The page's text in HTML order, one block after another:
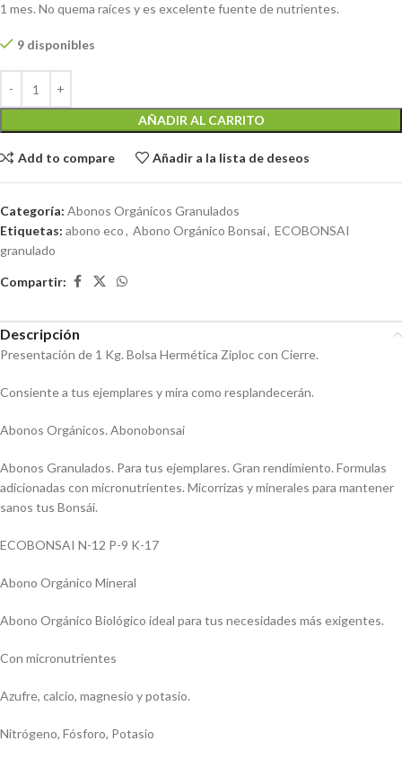
1 mes. No quema raíces y es excelente fuente de nutrientes.
9 disponibles
AÑADIR AL CARRITO
Add to compare Añadir a la lista de deseos
Categoría: Abonos Orgánicos Granulados
Etiquetas: abono eco, Abono Orgánico Bonsai, ECOBONSAI
granulado
Compartir:
Descripción
Presentación de 1 Kg. Bolsa Hermética Ziploc con Cierre.
Consiente a tus ejemplares y mira como resplandecerán.
Abonos Orgánicos. Abonobonsai
Abonos Granulados. Para tus ejemplares. Gran rendimiento. Formulas
adicionadas con micronutrientes. Micorrizas y minerales para mantener
sanos tus Bonsái.
ECOBONSAI N-12 P-9 K-17
Abono Orgánico Mineral
Abono Orgánico Biológico ideal para tus necesidades más exigentes.
Con micronutrientes
Azufre, calcio, magnesio y potasio.
Nitrógeno, Fósforo, Potasio